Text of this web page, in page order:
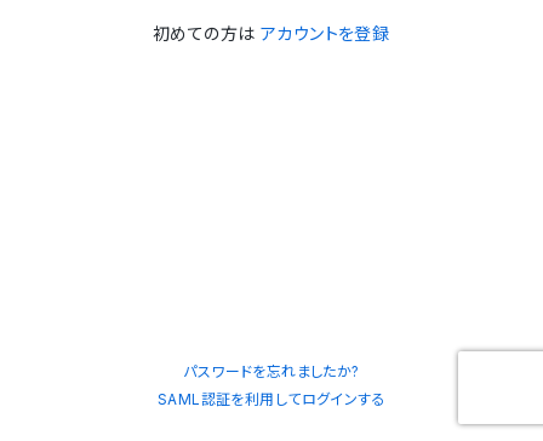
初めての方は アカウントを登録
パスワードを忘れましたか?
SAML認証を利用してログインする